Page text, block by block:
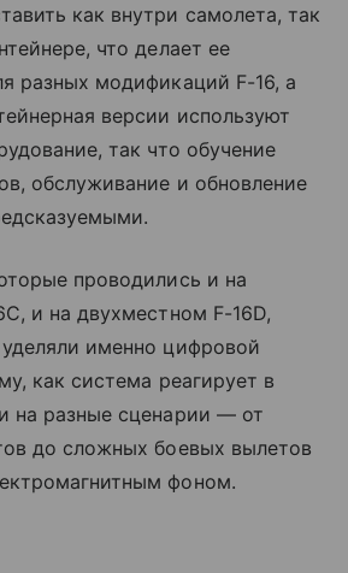
как внутри самолета, так
что делает ее
разных модификаций F-16, а
версии используют
так что обучение
обслуживание и обновление
проводились и на
и на двухместном F-16D,
именно цифровой
как система реагирует в
на разные сценарии — от
до сложных боевых вылетов
фоном.